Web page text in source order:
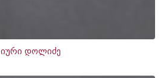
იური დოლიძე